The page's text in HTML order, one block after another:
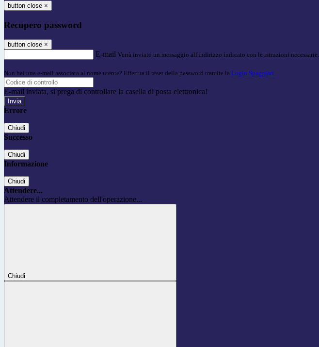
button close ×
Recupero password
button close ×
E-mail Verrà inviato un messaggio all'indirizzo indicato con le istruzioni necessarie.
Non hai una e-mail associata al nome utente? Effettua il reset della password tramite la Login Spaggiari
E-mail inviata, si prega di controllare la casella di posta elettronica!
Errore
Chiudi
Successo
Chiudi
Informazione
Chiudi
Attendere...
Attendere il completamento dell'operazione...
Chiudi